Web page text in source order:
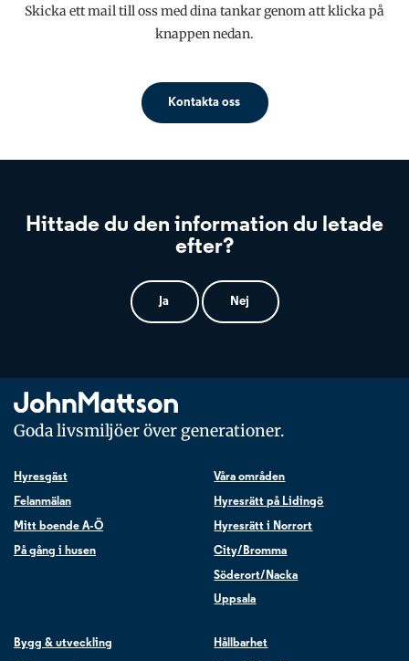
Skicka ett mail till oss med dina tankar genom att klicka på
knappen nedan.
Kontakta oss
Hittade du den information du letade
efter?
Ja Nej
Goda livsmiljöer över generationer.
Hyresgäst
Felanmälan
Mitt boende A-Ö
På gång i husen
Våra områden
Hyresrätt på Lidingö
Hyresrätt i Norrort
City/Bromma
Söderort/Nacka
Uppsala
Bygg & utveckling Hållbarhet